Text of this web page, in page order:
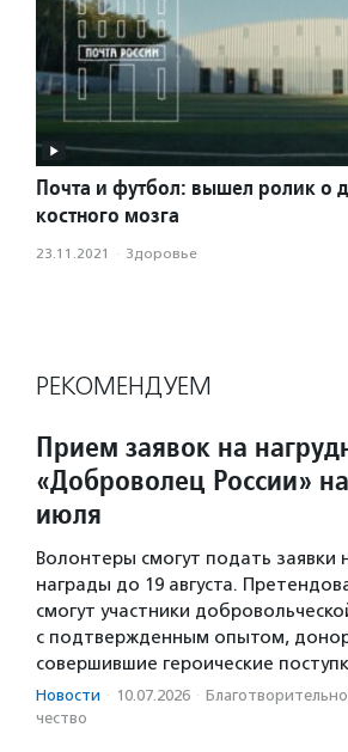
Почта и футбол: вышел ролик о
костного мозга
23.11.2021 · Здоровье
РЕКОМЕНДУЕМ
Прием заявок на
«Доброволец России»
июля
Волонтеры смогут подать заявки
награды до 19 августа.
смогут участники
с подтвержденным опытом,
совершившие героические
Новости · 10.07.2026 ·
чест­во